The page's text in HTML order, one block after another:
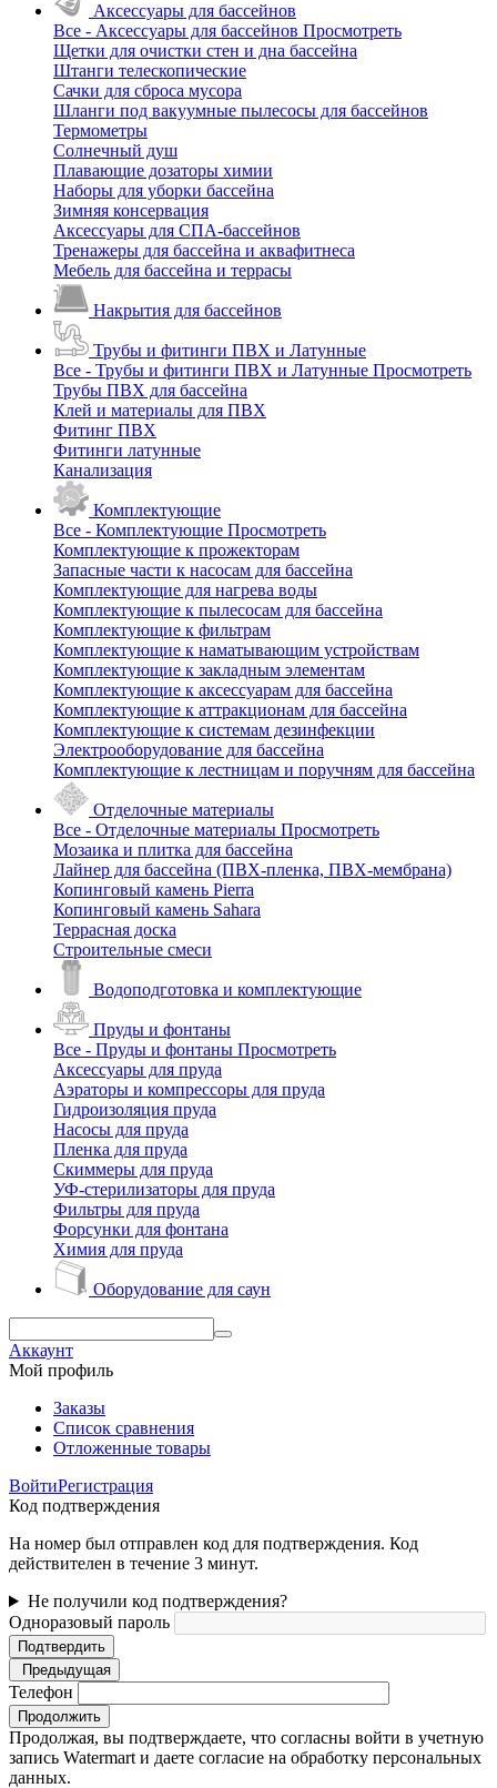
Аксессуары для бассейнов
Все - Аксессуары для бассейнов Просмотреть
Щетки для очистки стен и дна бассейна
Штанги телескопические
Сачки для сброса мусора
Шланги под вакуумные пылесосы для бассейнов
Термометры
Солнечный душ
Плавающие дозаторы химии
Наборы для уборки бассейна
Зимняя консервация
Аксессуары для СПА-бассейнов
Тренажеры для бассейна и аквафитнеса
Мебель для бассейна и террасы
Накрытия для бассейнов
Трубы и фитинги ПВХ и Латунные
Все - Трубы и фитинги ПВХ и Латунные Просмотреть
Трубы ПВХ для бассейна
Клей и материалы для ПВХ
Фитинг ПВХ
Фитинги латунные
Канализация
Комплектующие
Все - Комплектующие Просмотреть
Комплектующие к прожекторам
Запасные части к насосам для бассейна
Комплектующие для нагрева воды
Комплектующие к пылесосам для бассейна
Комплектующие к фильтрам
Комплектующие к наматывающим устройствам
Комплектующие к закладным элементам
Комплектующие к аксессуарам для бассейна
Комплектующие к аттракционам для бассейна
Комплектующие к системам дезинфекции
Электрооборудование для бассейна
Комплектующие к лестницам и поручням для бассейна
Отделочные материалы
Все - Отделочные материалы Просмотреть
Мозаика и плитка для бассейна
Лайнер для бассейна (ПВХ-пленка, ПВХ-мембрана)
Копинговый камень Pierra
Копинговый камень Sahara
Террасная доска
Строительные смеси
Водоподготовка и комплектующие
Пруды и фонтаны
Все - Пруды и фонтаны Просмотреть
Аксессуары для пруда
Аэраторы и компрессоры для пруда
Гидроизоляция пруда
Насосы для пруда
Пленка для пруда
Скиммеры для пруда
УФ-стерилизаторы для пруда
Фильтры для пруда
Форсунки для фонтана
Химия для пруда
Оборудование для саун
Аккаунт
Мой профиль
Заказы
Список сравнения
Отложенные товары
ВойтиРегистрация
Код подтверждения
На номер был отправлен код для подтверждения. Код
действителен в течение 3 минут.
Не получили код подтверждения?
Одноразовый пароль
Подтвердить
Предыдущая
Телефон
Продолжить
Продолжая, вы подтверждаете, что согласны войти в учетную
запись Watermart и даете согласие на обработку персональных
данных.